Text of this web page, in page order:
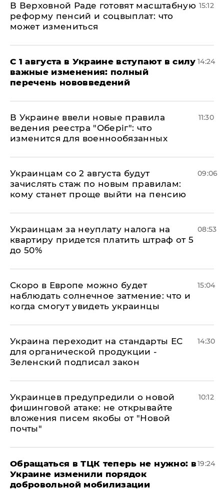
В Верховной Раде готовят масштабную
реформу пенсий и соцвыплат: что
может измениться
15:12
С 1 августа в Украине вступают в силу
важные изменения: полный
перечень нововведений
14:24
В Украине ввели новые правила
ведения реестра "Оберіг": что
изменится для военнообязанных
11:30
Украинцам со 2 августа будут
зачислять стаж по новым правилам:
кому станет проще выйти на пенсию
09:06
Украинцам за неуплату налога на
квартиру придется платить штраф от 5
до 50%
08:53
Скоро в Европе можно будет
наблюдать солнечное затмение: что и
когда смогут увидеть украинцы
15:04
Украина переходит на стандарты ЕС
для органической продукции -
Зеленский подписал закон
14:30
Украинцев предупредили о новой
фишинговой атаке: не открывайте
вложения писем якобы от "Новой
почты"
10:12
Обращаться в ТЦК теперь не нужно: в
Украине изменили порядок
добровольной мобилизации
19:24